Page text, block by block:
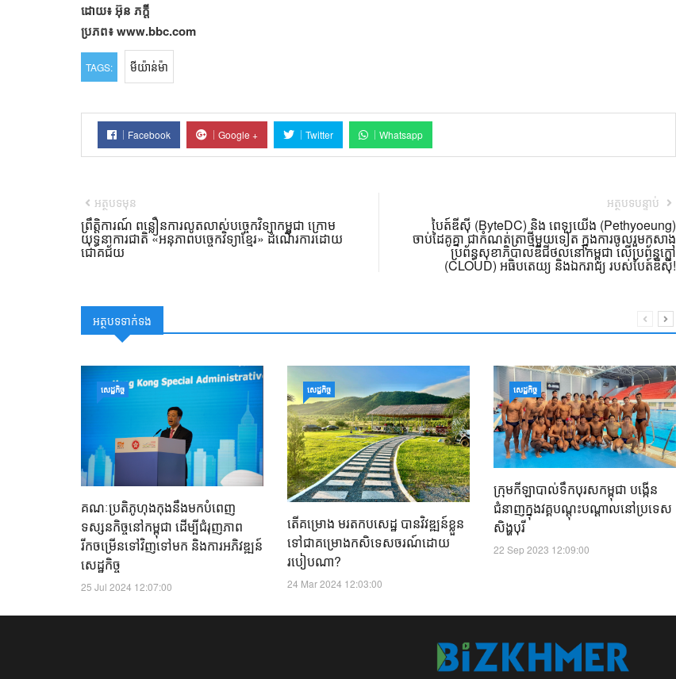
ដោយ៖ អ៊ុន ភក្តី ​
ប្រភព៖ www.bbc.com
TAGS: មីយ៉ាន់ម៉ា
Facebook Google + Twitter Whatsapp
អត្ថបទមុន
ព្រឹត្តិការណ៍ ពន្លឿនការលូតលាស់បច្ចេកវិទ្យាកម្ពុជា ក្រោម
យុទ្ធនាការជាតិ «អនុភាពបច្ចេកវិទ្យាខ្មែរ» ដំណើរការដោយ
ជោគជ័យ
អត្ថបទបន្ទាប់
បៃត៍ឌីស៊ី (ByteDC) និង ពេទ្យយើង (Pethyoeung)
ចាប់ដៃគូគ្នា ជាកំណត់ត្រាថ្មីមួយទៀត ក្នុងការចូលរួមកសាង
ប្រព័ន្ធសុខាភិបាលឌីជីថល​នៅកម្ពុជា លើប្រព័ន្ធក្លៅ
(CLOUD) អធិបតេយ្យ និងឯករាជ្យ របស់បៃត៍ឌីស៊ី!
អត្ថបទទាក់ទង
សេដ្ឋកិច្ច
គណៈប្រតិភូហុងកុងនឹងមកបំពេញ
ទស្សនកិច្ចនៅកម្ពុជា ដើម្បីជំរុញភាព
រីកចម្រើនទៅវិញទៅមក និងការអភិវឌ្ឍន៍
សេដ្ឋកិច្ច
25 Jul 2024 12:07:00
សេដ្ឋកិច្ច
តើគម្រោង មរតកបសេដ្ឋ​ បានវិវឌ្ឍន៍ខ្លួន
ទៅជាគម្រោងកសិទេសចរណ៍ដោយ
របៀប​ណា?
24 Mar 2024 12:03:00
សេដ្ឋកិច្ច
ក្រុមកីឡាបាល់ទឹកបុរសកម្ពុជា បង្កើន
ជំនាញក្នុងវគ្គបណ្តុះបណ្តាលនៅប្រទេស
សិង្ហបុរី
22 Sep 2023 12:09:00